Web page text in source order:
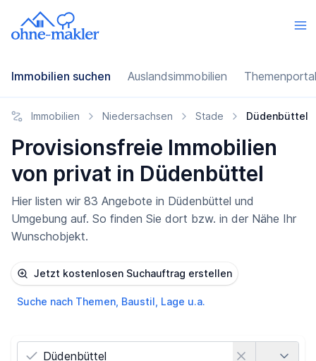
Immobilien suchen Auslandsimmobilien
Immobilien Niedersachsen Stade Düdenbüttel
Provisionsfreie Immobilien
von privat in Düdenbüttel
Hier listen wir 83 Angebote in Düdenbüttel und
Umgebung auf. So finden Sie dort bzw. in der Nähe Ihr
Wunschobjekt.
Jetzt kostenlosen Suchauftrag erstellen
Suche nach Themen, Baustil, Lage u.a.